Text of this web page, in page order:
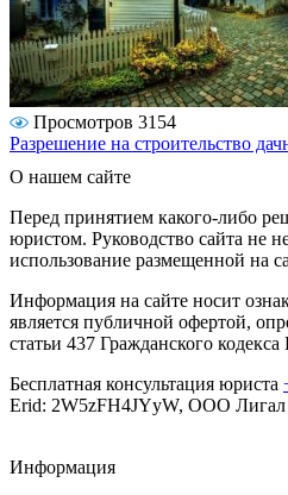
Просмотров 3154
Разрешение на строительство
О нашем сайте
Перед принятием какого-либо
юристом. Руководство сайта не
использование размещенной на
Информация на сайте носит
является публичной офертой,
статьи 437 Гражданского
Бесплатная консультация юриста
Erid: 2W5zFH4JYyW, ООО Лигал
Информация